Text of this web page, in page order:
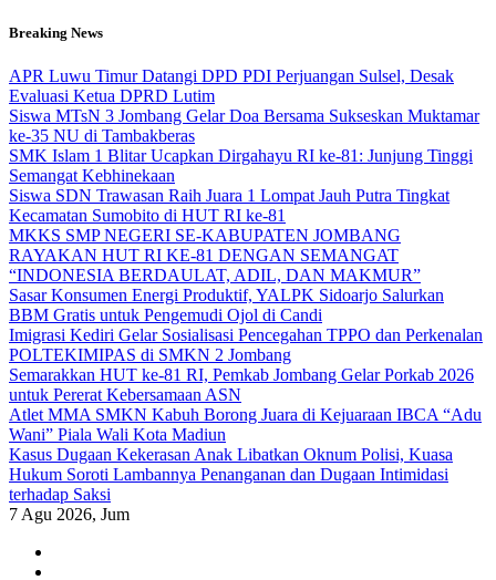
Skip
content
Breaking News
APR Luwu Timur Datangi DPD PDI Perjuangan Sulsel, Desak
Evaluasi Ketua DPRD Lutim
Siswa MTsN 3 Jombang Gelar Doa Bersama Sukseskan Muktamar
ke-35 NU di Tambakberas
SMK Islam 1 Blitar Ucapkan Dirgahayu RI ke-81: Junjung Tinggi
Semangat Kebhinekaan
Siswa SDN Trawasan Raih Juara 1 Lompat Jauh Putra Tingkat
Kecamatan Sumobito di HUT RI ke-81
MKKS SMP NEGERI SE-KABUPATEN JOMBANG
RAYAKAN HUT RI KE-81 DENGAN SEMANGAT
“INDONESIA BERDAULAT, ADIL, DAN MAKMUR”
Sasar Konsumen Energi Produktif, YALPK Sidoarjo Salurkan
BBM Gratis untuk Pengemudi Ojol di Candi
Imigrasi Kediri Gelar Sosialisasi Pencegahan TPPO dan Perkenalan
POLTEKIMIPAS di SMKN 2 Jombang
Semarakkan HUT ke-81 RI, Pemkab Jombang Gelar Porkab 2026
untuk Pererat Kebersamaan ASN
Atlet MMA SMKN Kabuh Borong Juara di Kejuaraan IBCA “Adu
Wani” Piala Wali Kota Madiun
Kasus Dugaan Kekerasan Anak Libatkan Oknum Polisi, Kuasa
Hukum Soroti Lambannya Penanganan dan Dugaan Intimidasi
terhadap Saksi
7 Agu 2026, Jum